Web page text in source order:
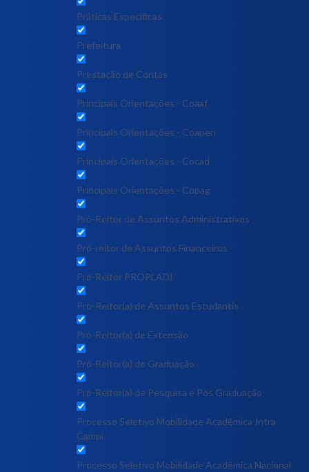
Práticas Específicas
Prefeitura
Prestação de Contas
Principais Orientações - Coaaf
Principais Orientações - Coapen
Principais Orientações - Cocad
Principais Orientações - Copag
Pró-Reitor de Assuntos Administrativos
Pró-reitor de Assuntos Financeiros
Pró-Reitor PROPLADI
Pró-Reitor(a) de Assuntos Estudantis
Pró-Reitor(a) de Extensão
Pró-Reitor(a) de Graduação
Pró-Reitor(a) de Pesquisa e Pós Graduação
Processo Seletivo Mobilidade Acadêmica Intra
Campi
Processo Seletivo Mobilidade Acadêmica Nacional